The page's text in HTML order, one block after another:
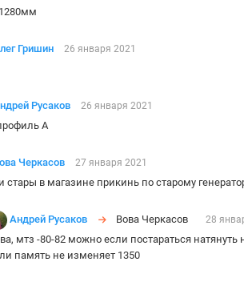
Гришин 26 января 2021
Русаков 26 января 2021
А
Черкасов 27 января 2021
стары в магазине прикинь по старому
Андрей Русаков Вова Черкасов 28
мтз -80-82 можно если постараться
память не изменяет 1350